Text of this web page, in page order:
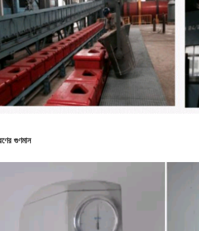
গুণমান